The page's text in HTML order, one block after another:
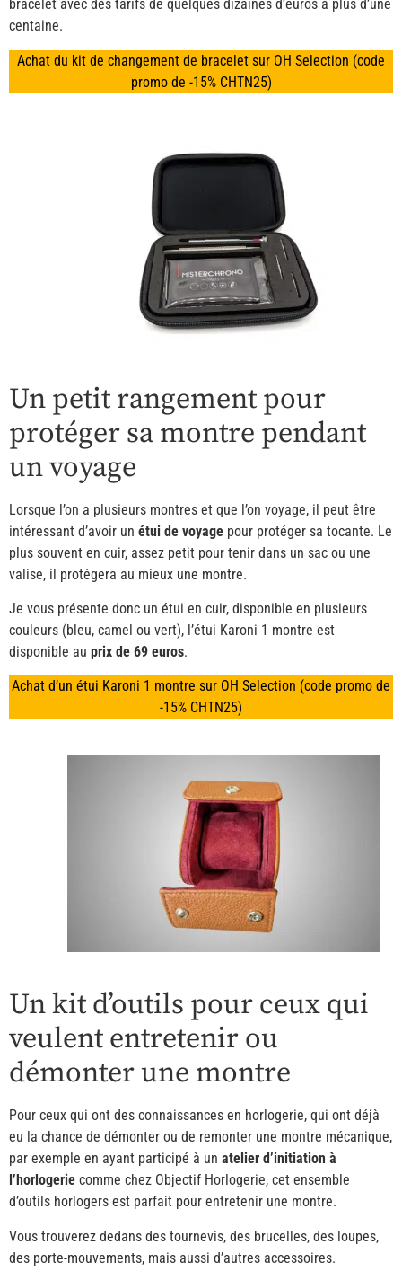
bracelet avec des tarifs de quelques dizaines d’euros à plus d’une
centaine.
Achat du kit de changement de bracelet sur OH Selection (code
promo de -15% CHTN25)
Un petit rangement pour
protéger sa montre pendant
un voyage
Lorsque l’on a plusieurs montres et que l’on voyage, il peut être
intéressant d’avoir un étui de voyage pour protéger sa tocante. Le
plus souvent en cuir, assez petit pour tenir dans un sac ou une
valise, il protégera au mieux une montre.
Je vous présente donc un étui en cuir, disponible en plusieurs
couleurs (bleu, camel ou vert), l’étui Karoni 1 montre est
disponible au prix de 69 euros.
Achat d’un étui Karoni 1 montre sur OH Selection (code promo de
-15% CHTN25)
Un kit d’outils pour ceux qui
veulent entretenir ou
démonter une montre
Pour ceux qui ont des connaissances en horlogerie, qui ont déjà
eu la chance de démonter ou de remonter une montre mécanique,
par exemple en ayant participé à un atelier d’initiation à
l’horlogerie comme chez Objectif Horlogerie, cet ensemble
d’outils horlogers est parfait pour entretenir une montre.
Vous trouverez dedans des tournevis, des brucelles, des loupes,
des porte-mouvements, mais aussi d’autres accessoires.